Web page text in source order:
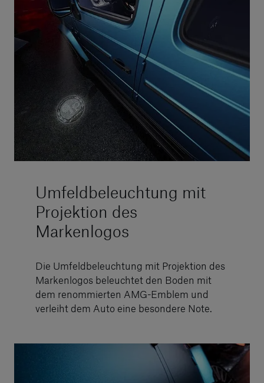
Umfeldbeleuchtung mit
Projektion des
Markenlogos
Die Umfeldbeleuchtung mit Projektion des
Markenlogos beleuchtet den Boden mit
dem renommierten AMG-Emblem und
verleiht dem Auto eine besondere Note.